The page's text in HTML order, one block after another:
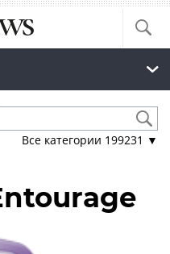
Все категории 199231 ▼